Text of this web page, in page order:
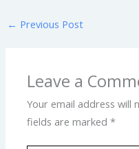
← Previous Post
Leave a
Your email address will
fields are marked*